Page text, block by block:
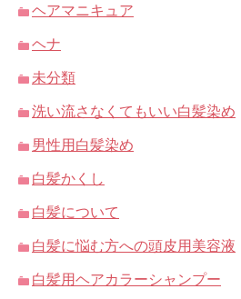
ヘアマニキュア
ヘナ
未分類
洗い流さなくてもいい白髪染め
男性用白髪染め
白髪かくし
白髪について
白髪に悩む方への頭皮用美容液
白髪用ヘアカラーシャンプー